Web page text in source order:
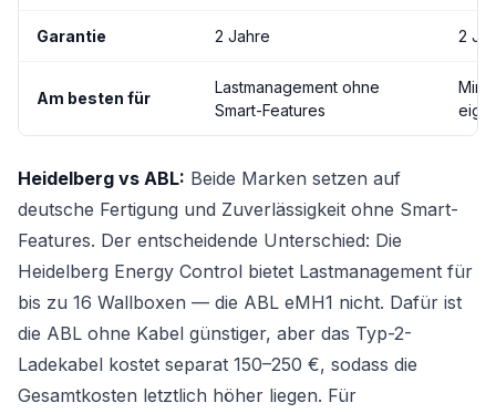
Garantie 2 Jahre 2
Am besten für
Lastmanagement ohne
Smart-Features
Heidelberg vs ABL: Beide Marken setzen auf
deutsche Fertigung und Zuverlässigkeit ohne Smart-
Features. Der entscheidende Unterschied: Die
Heidelberg Energy Control bietet Lastmanagement für
bis zu 16 Wallboxen — die ABL eMH1 nicht. Dafür ist
die ABL ohne Kabel günstiger, aber das Typ-2-
Ladekabel kostet separat 150–250 €, sodass die
Gesamtkosten letztlich höher liegen. Für